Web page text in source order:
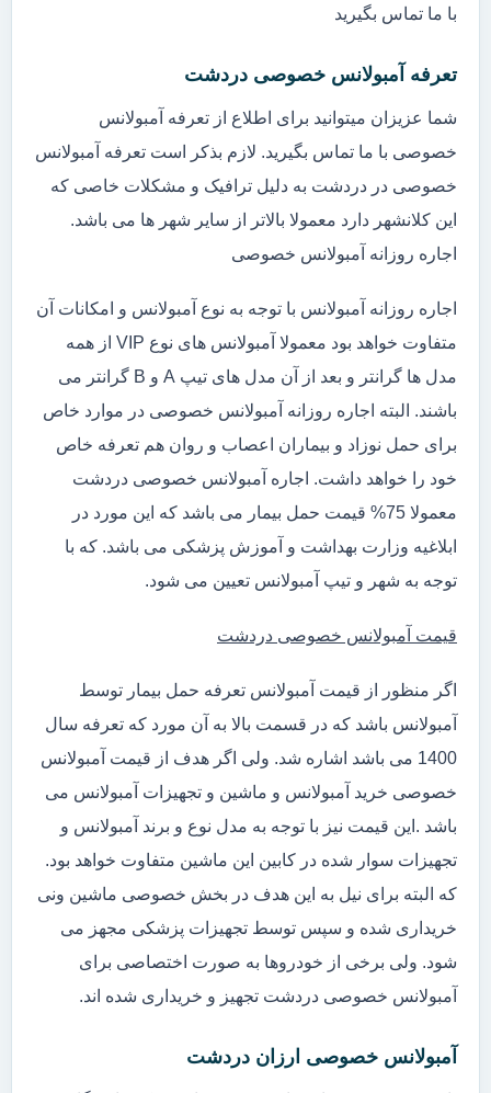
با ما تماس بگیرید
تعرفه آمبولانس خصوصی دردشت
شما عزیزان میتوانید برای اطلاع از تعرفه آمبولانس
خصوصی با ما تماس بگیرید. لازم بذکر است تعرفه آمبولانس
خصوصی در دردشت به دلیل ترافیک و مشکلات خاصی که
این کلانشهر دارد معمولا بالاتر از سایر شهر ها می باشد.
اجاره روزانه آمبولانس خصوصی
اجاره روزانه آمبولانس با توجه به نوع آمبولانس و امکانات آن
متفاوت خواهد بود معمولا آمبولانس های نوع VIP از همه
مدل ها گرانتر و بعد از آن مدل های تیپ A و B گرانتر می
باشند. البته اجاره روزانه آمبولانس خصوصی در موارد خاص
برای حمل نوزاد و بیماران اعصاب و روان هم تعرفه خاص
خود را خواهد داشت. اجاره آمبولانس خصوصی دردشت
معمولا 75% قیمت حمل بیمار می باشد که این مورد در
ابلاغیه وزارت بهداشت و آموزش پزشکی می باشد. که با
توجه به شهر و تیپ آمبولانس تعیین می شود.
قیمت آمبولانس خصوصی دردشت
اگر منظور از قیمت آمبولانس تعرفه حمل بیمار توسط
آمبولانس باشد که در قسمت بالا به آن مورد که تعرفه سال
1400 می باشد اشاره شد. ولی اگر هدف از قیمت آمبولانس
خصوصی خرید آمبولانس و ماشین و تجهیزات آمبولانس می
باشد .این قیمت نیز با توجه به مدل نوع و برند آمبولانس و
تجهیزات سوار شده در کابین این ماشین متفاوت خواهد بود.
که البته برای نیل به این هدف در بخش خصوصی ماشین ونی
خریداری شده و سپس توسط تجهیزات پزشکی مجهز می
شود. ولی برخی از خودروها به صورت اختصاصی برای
آمبولانس خصوصی دردشت تجهیز و خریداری شده اند.
آمبولانس خصوصی ارزان دردشت